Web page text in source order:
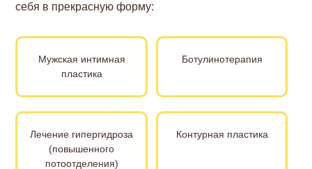
себя в прекрасную форму:
Мужская интимная
пластика
Ботулинотерапия
Лечение гипергидроза
(повышенного
потоотделения)
Контурная пластика